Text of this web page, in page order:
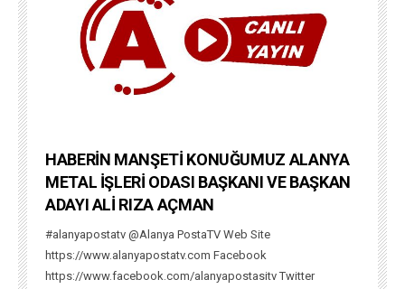
HABERİN MANŞETİ KONUĞUMUZ ALANYA
METAL İŞLERİ ODASI BAŞKANI VE BAŞKAN
ADAYI ALİ RIZA AÇMAN
#alanyapostatv @Alanya PostaTV Web Site
https://www.alanyapostatv.com Facebook
https://www.facebook.com/alanyapostasitv Twitter